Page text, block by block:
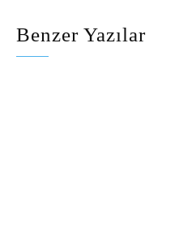
Benzer Yazılar